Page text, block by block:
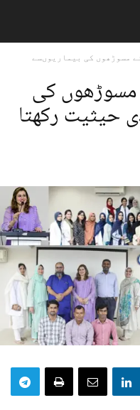
مسوڑھوں کی بیماریوںسے
کی
حیثیت رکھتا